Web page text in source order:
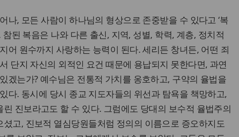
나, 모든 사람이 하나님의 형상으로 존중받을 수 있다고 ‘복
된 복음은 나와 다른 출신, 지역, 성별, 학력, 계층, 정치적
어 원수까지 사랑하는 능력이 된다. 세리든 창녀든, 어떤 죄
단지 자신의 외적인 요건 때문에 용납되지 못한다면, 과연
겠는가? 예수님은 전통적 가치를 옹호하고, 구약의 율법을
다. 동시에 당시 종교 지도자들의 위선과 탐욕을 책망하고,
진보라고도 할 수 있다. 그럼에도 당대의 보수적 율법주의
고, 진보적 열심당원들처럼 정의의 이름으로 증오하지도